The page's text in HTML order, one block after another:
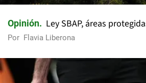
Opinión Ley SBAP, áreas
Por Flavia Liberona